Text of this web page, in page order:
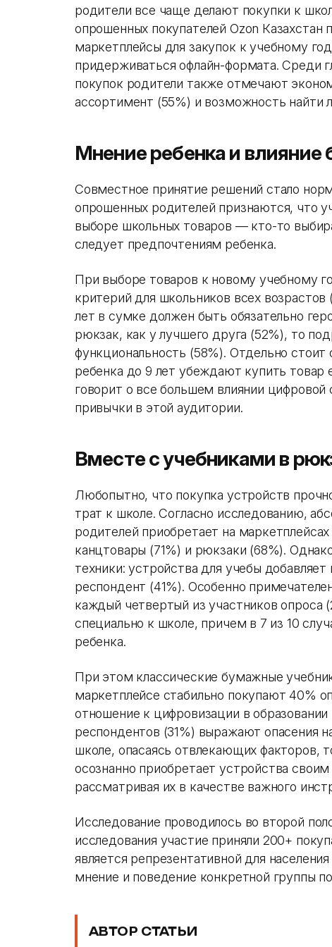
родители все чаще делают покупки к
опрошенных покупателей Ozon Казахстан
маркетплейсы для закупок к учебному
придерживаться офлайн-формата. Среди
покупок родители также отмечают
ассортимент (55%) и возможность найти
Мнение ребенка и влияние
Совместное принятие решений стало
опрошенных родителей признаются, что
выборе школьных товаров — кто-то
следует предпочтениям ребенка.
При выборе товаров к новому учебному
критерий для школьников всех
лет в сумке должен быть обязательно
рюкзак, как у лучшего друга (52%), то
функциональность (58%). Отдельно
ребенка до 9 лет убеждают купить товар
говорит о все большем влиянии цифровой
привычки в этой аудитории.
Вместе с учебниками в
Любопытно, что покупка устройств
трат к школе. Согласно исследованию,
родителей приобретает на
канцтовары (71%) и рюкзаки (68%).
техники: устройства для учебы
респондент (41%). Особенно
каждый четвертый из участников опроса
специально к школе, причем в 7 из 10
ребенка.
При этом классические бумажные
маркетплейсе стабильно покупают 40%
отношение к цифровизации в
респондентов (31%) выражают опасения
школе, опасаясь отвлекающих факторов,
осознанно приобретает устройства
рассматривая их в качестве важного
Исследование проводилось во второй
исследования участие приняли 200+
является репрезентативной для
мнение и поведение конкретной группы
АВТОР СТАТЬИ